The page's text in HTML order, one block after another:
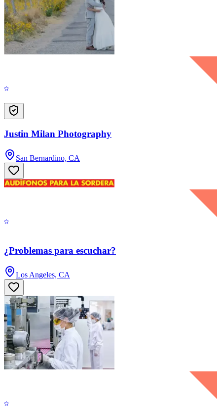
Justin Milan Photography
San Bernardino, CA
¿Problemas para escuchar?
Los Angeles, CA